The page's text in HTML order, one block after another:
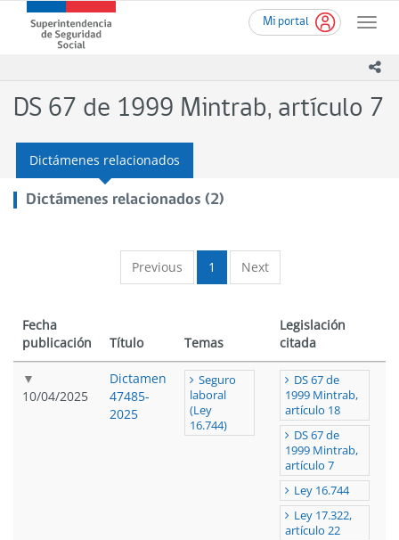
contenido
Mi portal
Toggle
Superintendencia
de
(SUSESO)
-
de
Chile
DS 67 de 1999 Mintrab, artículo 7
Dictámenes relacionados
Dictámenes relacionados (2)
Previous 1 Next
Fecha
publicación
Título Temas
Legislación
citada
10/04/2025
Dictamen
47485-
2025
Seguro
laboral
(Ley
16.744)
DS 67 de
1999 Mintrab,
artículo 18
DS 67 de
1999 Mintrab,
artículo 7
Ley 16.744
Ley 17.322,
artículo 22